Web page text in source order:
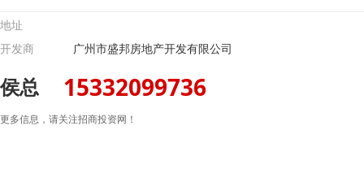
地址
开发商
广州市盛邦房地产开发有限公司
侯总 15332099736
更多信息，请关注招商投资网！